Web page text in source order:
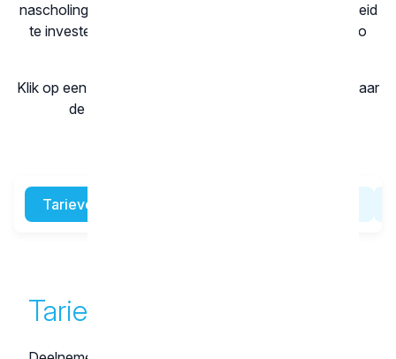
nascholing en blijf je gestimuleerd om in je deskundigheid
te investeren. Het KRT maakt een leven lang leren zo
Klik op een van onderstaande onderwerpen om snel naar
de voor jou relevante pagina te springen.
Tarieven
Tarieven